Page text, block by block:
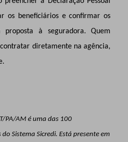
os beneficiários e confirmar os
à seguradora. Quem
diretamente na agência,
PA/AM é uma das 100
Sistema Sicredi. Está presente em